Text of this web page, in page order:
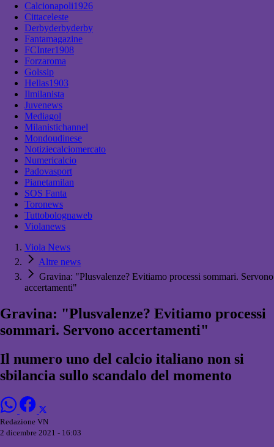
Calcionapoli1926
Cittaceleste
Derbyderbyderby
Fantamagazine
FCInter1908
Forzaroma
Golssip
Hellas1903
Ilmilanista
Juvenews
Mediagol
Milanistichannel
Mondoudinese
Notiziecalciomercato
Numericalcio
Padovasport
Pianetamilan
SOS Fanta
Toronews
Tuttobolognaweb
Violanews
Viola News
Altre news
Gravina: "Plusvalenze? Evitiamo processi sommari. Servono
accertamenti"
Gravina: "Plusvalenze? Evitiamo processi
sommari. Servono accertamenti"
Il numero uno del calcio italiano non si
sbilancia sullo scandalo del momento
Redazione VN
2 dicembre 2021 - 16:03